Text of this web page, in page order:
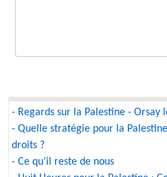
- Regards sur la Palestine - Orsay
- Quelle stratégie pour la
droits ?
- Ce qu’il reste de nous